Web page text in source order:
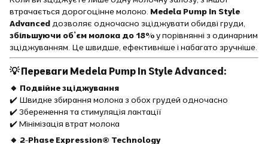
втрачається дорогоцінне молоко. Medela Pump In Style
Advanced дозволяє одночасно зціджувати обидві груди,
збільшуючи об’єм молока до 18%у порівнянні з одинарним
зціджуванням. Це швидше, ефективніше і набагато зручніше.
💡Переваги Medela Pump In Style Advanced:
🔸 Подвійне зціджування
✔️ Швидке збирання молока з обох грудей одночасно
✔️ Збереження та стимуляція лактації
✔️ Мінімізація втрат молока
🔸 2-Phase Expression® Technology